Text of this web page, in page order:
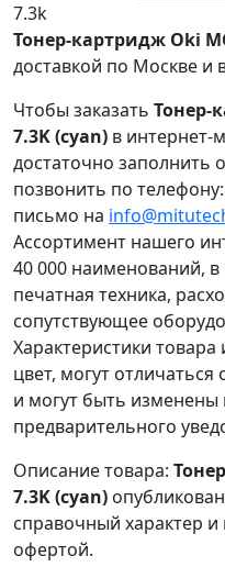
7.3k
Тонер-картридж Oki
доставкой по Москве и
Чтобы заказать Тонер-
7.3K (cyan) в интернет-
достаточно заполнить
позвонить по телефону:
письмо на
Ассортимент нашего
40 000 наименований,
печатная техника,
сопутствующее
Характеристики
цвет, могут
и могут быть изменены
предварительного
Описание товара:
7.3K (cyan)
справочный характер
офертой.